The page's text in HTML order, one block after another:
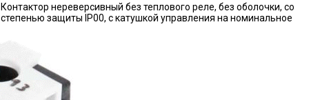
Контактор нереверсивный без теплового реле, без оболочки, со
степенью защиты IP00, с катушкой управления на номинальное